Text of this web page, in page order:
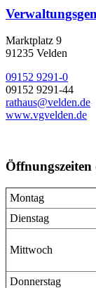
Marktplatz 9
91235 Velden
09152 9291-0
09152 9291-44
rathaus@velden.de
www.vgvelden.de
Öffnungszeiten
Montag
Dienstag
Mittwoch
Donnerstag